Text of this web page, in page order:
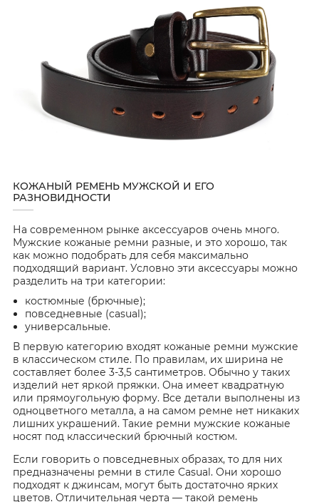
КОЖАНЫЙ РЕМЕНЬ МУЖСКОЙ И ЕГО
РАЗНОВИДНОСТИ
На современном рынке аксессуаров очень много.
Мужские кожаные ремни разные, и это хорошо, так
как можно подобрать для себя максимально
подходящий вариант. Условно эти аксессуары можно
разделить на три категории:
костюмные (брючные);
повседневные (casual);
универсальные.
В первую категорию входят кожаные ремни мужские
в классическом стиле. По правилам, их ширина не
составляет более 3-3,5 сантиметров. Обычно у таких
изделий нет яркой пряжки. Она имеет квадратную
или прямоугольную форму. Все детали выполнены из
одноцветного металла, а на самом ремне нет никаких
лишних украшений. Такие ремни мужские кожаные
носят под классический брючный костюм.
Если говорить о повседневных образах, то для них
предназначены ремни в стиле Casual. Они хорошо
подходят к джинсам, могут быть достаточно ярких
цветов. Отличительная черта — такой ремень